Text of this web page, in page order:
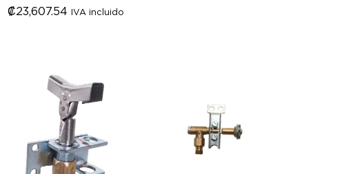
₡23,607.54 IVA incluido
₡23,607.54